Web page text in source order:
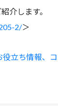
介します。
2/＞
役立ち情報、